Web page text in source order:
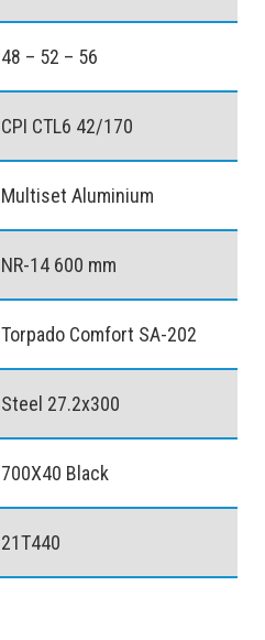
48 – 52 – 56
CPI CTL6 42/170
Multiset Aluminium
NR-14 600 mm
Torpado Comfort SA-202
Steel 27.2x300
700X40 Black
21T440